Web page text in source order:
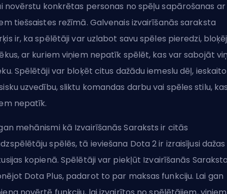
novērstu konkrētas personas no spēļu sapārošanas ar
tiešsaistes režīmā. Galvenais izvairīšanās saraksta
ir, ka spēlētāji var uzlabot savu spēles pieredzi,
ar kuriem viņiem nepatīk spēlēt, kas var sabojāt
Spēlētāji var bloķēt citus dažādu iemeslu dēļ,
uzvedību, sliktu komandas darbu vai spēles stilu,
nepatīk.
mehānismi kā Izvairīšanās Saraksts ir citās
spēlēs, tā ieviešana Dota 2 ir izraisījusi dažas
kopienā. Spēlētāji var piekļūt Izvairīšanās
Dota Plus, padarot to par maksas funkciju. Lai gan